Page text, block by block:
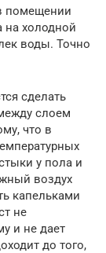
помещении
на холодной
воды. Точно
сделать
слоем
что в
у пола и
воздух
капельками
не
и не дает
до того,